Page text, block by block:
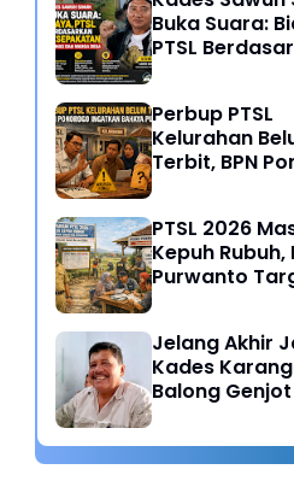
Buka Suara:
PTSL
Perbup PTSL
Kelurahan
Terbit, BPN
PTSL 2026
Kepuh Rubuh,
Purwanto
Jelang Akhir
Kades
Balong Genjot
Administrasi
Generasi